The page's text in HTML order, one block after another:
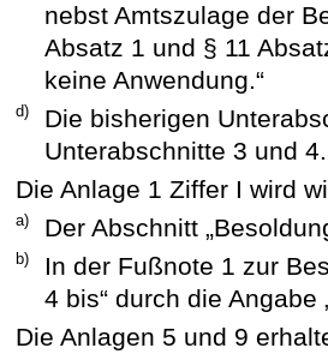
nebst Amtszulage der
Absatz 1 und § 11
keine Anwendung.“
d)
Die bisherigen
Unterabschnitte 3 und 4.
Die Anlage 1 Ziffer I wird
a) Der Abschnitt
b)
In der Fußnote 1 zur
4 bis“ durch die Angabe
Die Anlagen 5 und 9